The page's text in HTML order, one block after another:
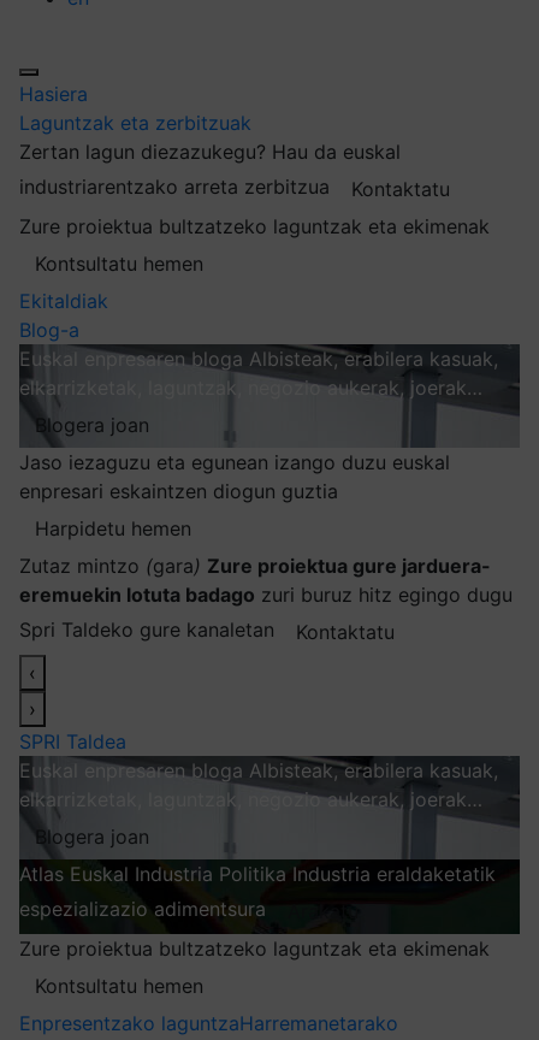
Hasiera
Laguntzak eta zerbitzuak
Zertan lagun diezazukegu? Hau da euskal
industriarentzako arreta zerbitzua
Kontaktatu
Zure proiektua bultzatzeko laguntzak eta ekimenak
Kontsultatu hemen
Ekitaldiak
Blog-a
Euskal enpresaren bloga Albisteak, erabilera kasuak,
elkarrizketak, laguntzak, negozio aukerak, joerak…
Blogera joan
Jaso iezaguzu eta egunean izango duzu euskal
enpresari eskaintzen diogun guztia
Harpidetu hemen
Zutaz mintzo (gara) Zure proiektua gure jarduera-
eremuekin lotuta badago zuri buruz hitz egingo dugu
Spri Taldeko gure kanaletan
Kontaktatu
‹
›
SPRI Taldea
Euskal enpresaren bloga Albisteak, erabilera kasuak,
elkarrizketak, laguntzak, negozio aukerak, joerak…
Blogera joan
Atlas Euskal Industria Politika Industria eraldaketatik
espezializazio adimentsura
Zure proiektua bultzatzeko laguntzak eta ekimenak
Kontsultatu hemen
Enpresentzako laguntzaHarremanetarako